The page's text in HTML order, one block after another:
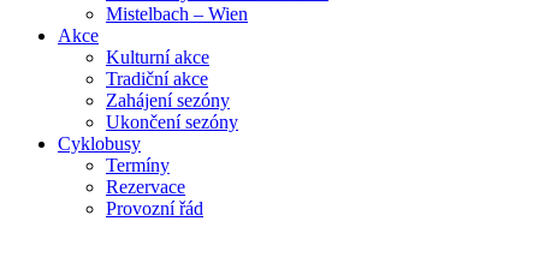
Mistelbach – Wien
Akce
Kulturní akce
Tradiční akce
Zahájení sezóny
Ukončení sezóny
Cyklobusy
Termíny
Rezervace
Provozní řád